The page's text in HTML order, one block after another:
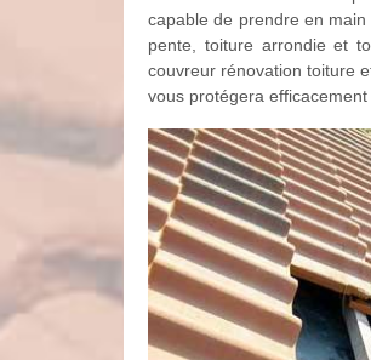
capable de prendre en
pente, toiture arrondie et
couvreur rénovation toiture
vous protégera